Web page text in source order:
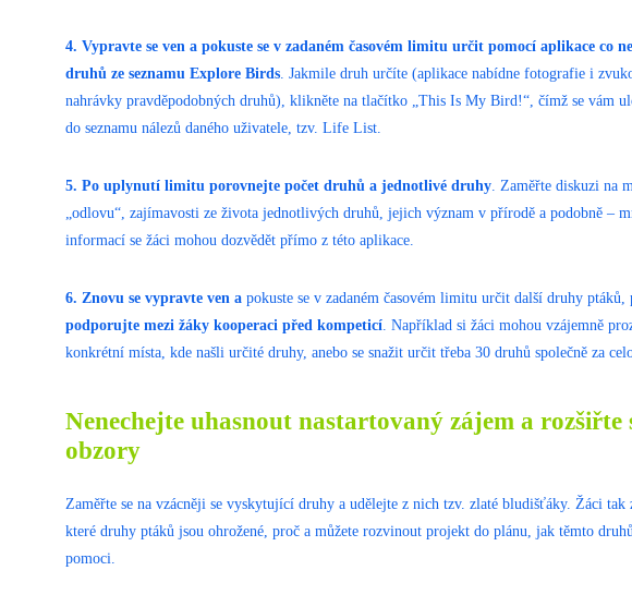
4. Vypravte se ven a pokuste se v zadaném časovém limitu určit pomocí aplikace co
druhů ze seznamu Explore Birds. Jakmile druh určíte (aplikace nabídne fotografie i
nahrávky pravděpodobných druhů), klikněte na tlačítko „This Is My Bird!“, čímž se vám
do seznamu nálezů daného uživatele, tzv. Life List.
5. Po uplynutí limitu porovnejte počet druhů a jednotlivé druhy. Zaměřte diskuzi na
„odlovu“, zajímavosti ze života jednotlivých druhů, jejich význam v přírodě a podobně –
informací se žáci mohou dozvědět přímo z této aplikace.
6. Znovu se vypravte ven a pokuste se v zadaném časovém limitu určit další druhy ptáků,
podporujte mezi žáky kooperaci před kompeticí. Například si žáci mohou vzájemně
konkrétní místa, kde našli určité druhy, anebo se snažit určit třeba 30 druhů společně za
Nenechejte uhasnout nastartovaný zájem a rozšiřte
obzory
Zaměřte se na vzácněji se vyskytující druhy a udělejte z nich tzv. zlaté bludišťáky. Žáci tak
které druhy ptáků jsou ohrožené, proč a můžete rozvinout projekt do plánu, jak těmto
pomoci.